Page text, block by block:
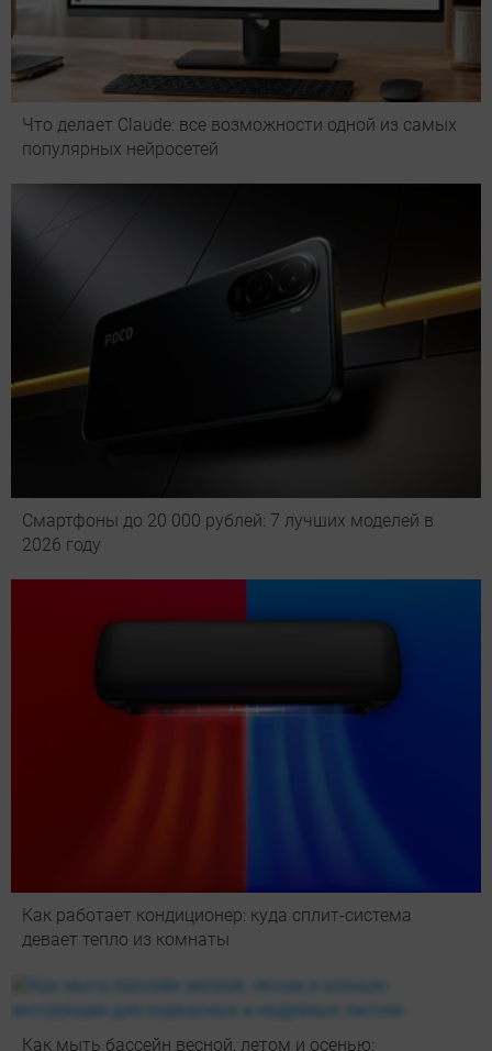
Что делает Сlaude: все возможности одной из самых
популярных нейросетей
Смартфоны до 20 000 рублей: 7 лучших моделей в
2026 году
Как работает кондиционер: куда сплит-система
девает тепло из комнаты
Как мыть бассейн весной, летом и осенью: